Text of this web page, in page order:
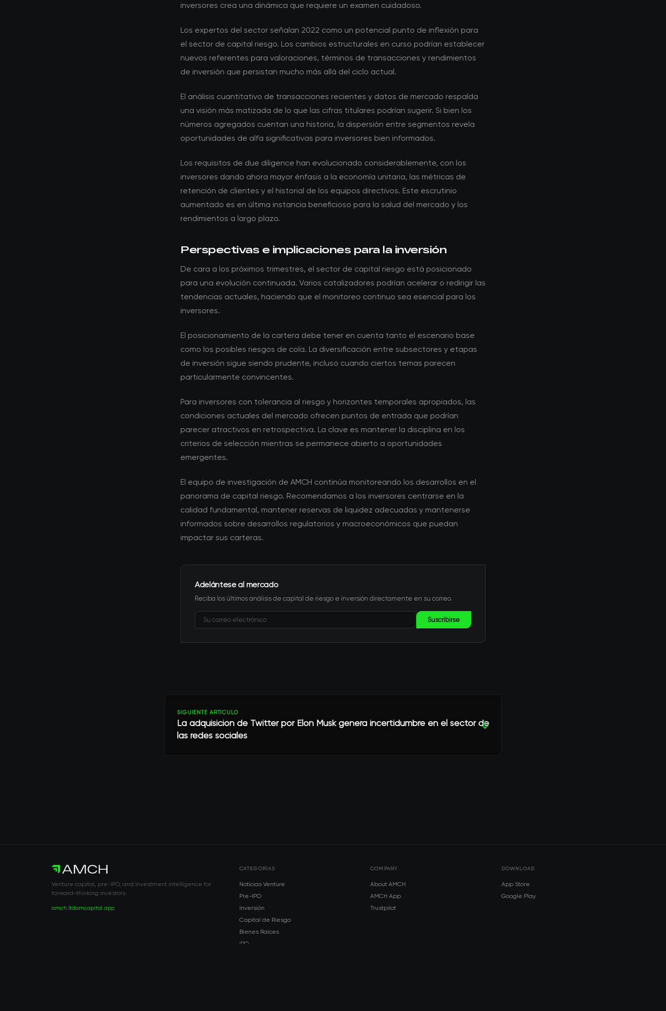
inversores crea una dinámica que requiere un examen cuidadoso.
Los expertos del sector señalan 2022 como un potencial punto de inflexión para
el sector de capital riesgo. Los cambios estructurales en curso podrían establecer
nuevos referentes para valoraciones, términos de transacciones y rendimientos
de inversión que persistan mucho más allá del ciclo actual.
El análisis cuantitativo de transacciones recientes y datos de mercado respalda
una visión más matizada de lo que las cifras titulares podrían sugerir. Si bien los
números agregados cuentan una historia, la dispersión entre segmentos revela
oportunidades de alfa significativas para inversores bien informados.
Los requisitos de due diligence han evolucionado considerablemente, con los
inversores dando ahora mayor énfasis a la economía unitaria, las métricas de
retención de clientes y el historial de los equipos directivos. Este escrutinio
aumentado es en última instancia beneficioso para la salud del mercado y los
rendimientos a largo plazo.
Perspectivas e implicaciones para la inversión
De cara a los próximos trimestres, el sector de capital riesgo está posicionado
para una evolución continuada. Varios catalizadores podrían acelerar o redirigir las
tendencias actuales, haciendo que el monitoreo continuo sea esencial para los
inversores.
El posicionamiento de la cartera debe tener en cuenta tanto el escenario base
como los posibles riesgos de cola. La diversificación entre subsectores y etapas
de inversión sigue siendo prudente, incluso cuando ciertos temas parecen
particularmente convincentes.
Para inversores con tolerancia al riesgo y horizontes temporales apropiados, las
condiciones actuales del mercado ofrecen puntos de entrada que podrían
parecer atractivos en retrospectiva. La clave es mantener la disciplina en los
criterios de selección mientras se permanece abierto a oportunidades
emergentes.
El equipo de investigación de AMCH continúa monitoreando los desarrollos en el
panorama de capital riesgo. Recomendamos a los inversores centrarse en la
calidad fundamental, mantener reservas de liquidez adecuadas y mantenerse
informados sobre desarrollos regulatorios y macroeconómicos que puedan
impactar sus carteras.
Adelántese al mercado
Reciba los últimos análisis de capital de riesgo e inversión directamente en su correo.
Suscribirse
SIGUIENTE ARTÍCULO
La adquisición de Twitter por Elon Musk genera incertidumbre en el sector de
las redes sociales
↓
Venture capital, pre-IPO, and investment intelligence for
forward-thinking investors.
amch.ltdamcapital.app
CATEGORÍAS
Noticias Venture
Pre-IPO
Inversión
Capital de Riesgo
Bienes Raíces
IPO
COMPANY
About AMCH
AMCH App
Trustpilot
DOWNLOAD
App Store
Google Play